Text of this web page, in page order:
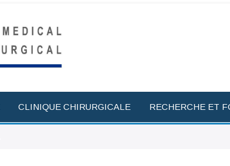
CLINIQUE CHIRURGICALE RECHERCHE ET